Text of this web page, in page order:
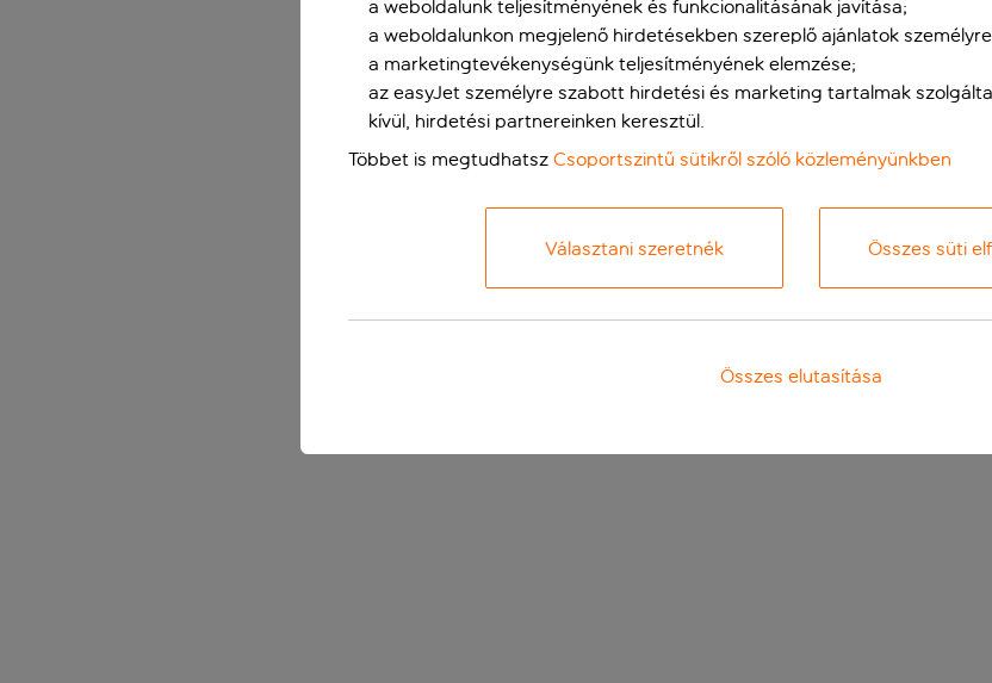
a weboldalunk teljesítményének és funkcionalitásának javítása;
a weboldalunkon megjelenő hirdetésekben szereplő ajánlatok
a marketingtevékenységünk teljesítményének elemzése;
az easyJet személyre szabott hirdetési és marketing tartalmak
kívül, hirdetési partnereinken keresztül.
Többet is megtudhatsz Csoportszintű sütikről szóló közleményünkben
Választani szeretnék Összes süti
Összes elutasítása